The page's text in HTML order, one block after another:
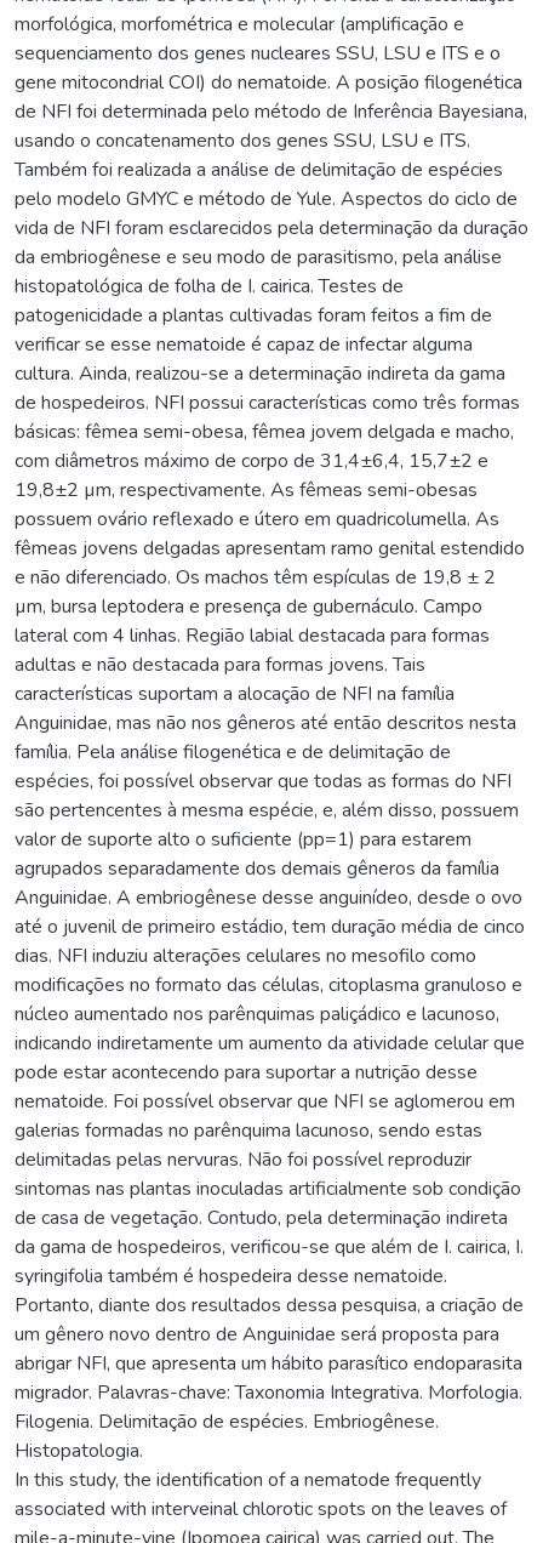
morfológica, morfométrica e molecular (amplificação e
sequenciamento dos genes nucleares SSU, LSU e ITS e o
gene mitocondrial COI) do nematoide. A posição filogenética
de NFI foi determinada pelo método de Inferência Bayesiana,
usando o concatenamento dos genes SSU, LSU e ITS.
Também foi realizada a análise de delimitação de espécies
pelo modelo GMYC e método de Yule. Aspectos do ciclo de
vida de NFI foram esclarecidos pela determinação da duração
da embriogênese e seu modo de parasitismo, pela análise
histopatológica de folha de I. cairica. Testes de
patogenicidade a plantas cultivadas foram feitos a fim de
verificar se esse nematoide é capaz de infectar alguma
cultura. Ainda, realizou-se a determinação indireta da gama
de hospedeiros. NFI possui características como três formas
básicas: fêmea semi-obesa, fêmea jovem delgada e macho,
com diâmetros máximo de corpo de 31,4±6,4, 15,7±2 e
19,8±2 µm, respectivamente. As fêmeas semi-obesas
possuem ovário reflexado e útero em quadricolumella. As
fêmeas jovens delgadas apresentam ramo genital estendido
e não diferenciado. Os machos têm espículas de 19,8 ± 2
µm, bursa leptodera e presença de gubernáculo. Campo
lateral com 4 linhas. Região labial destacada para formas
adultas e não destacada para formas jovens. Tais
características suportam a alocação de NFI na família
Anguinidae, mas não nos gêneros até então descritos nesta
família. Pela análise filogenética e de delimitação de
espécies, foi possível observar que todas as formas do NFI
são pertencentes à mesma espécie, e, além disso, possuem
valor de suporte alto o suficiente (pp=1) para estarem
agrupados separadamente dos demais gêneros da família
Anguinidae. A embriogênese desse anguinídeo, desde o ovo
até o juvenil de primeiro estádio, tem duração média de cinco
dias. NFI induziu alterações celulares no mesofilo como
modificações no formato das células, citoplasma granuloso e
núcleo aumentado nos parênquimas paliçádico e lacunoso,
indicando indiretamente um aumento da atividade celular que
pode estar acontecendo para suportar a nutrição desse
nematoide. Foi possível observar que NFI se aglomerou em
galerias formadas no parênquima lacunoso, sendo estas
delimitadas pelas nervuras. Não foi possível reproduzir
sintomas nas plantas inoculadas artificialmente sob condição
de casa de vegetação. Contudo, pela determinação indireta
da gama de hospedeiros, verificou-se que além de I. cairica, I.
syringifolia também é hospedeira desse nematoide.
Portanto, diante dos resultados dessa pesquisa, a criação de
um gênero novo dentro de Anguinidae será proposta para
abrigar NFI, que apresenta um hábito parasítico endoparasita
migrador. Palavras-chave: Taxonomia Integrativa. Morfologia.
Filogenia. Delimitação de espécies. Embriogênese.
Histopatologia.
In this study, the identification of a nematode frequently
associated with interveinal chlorotic spots on the leaves of